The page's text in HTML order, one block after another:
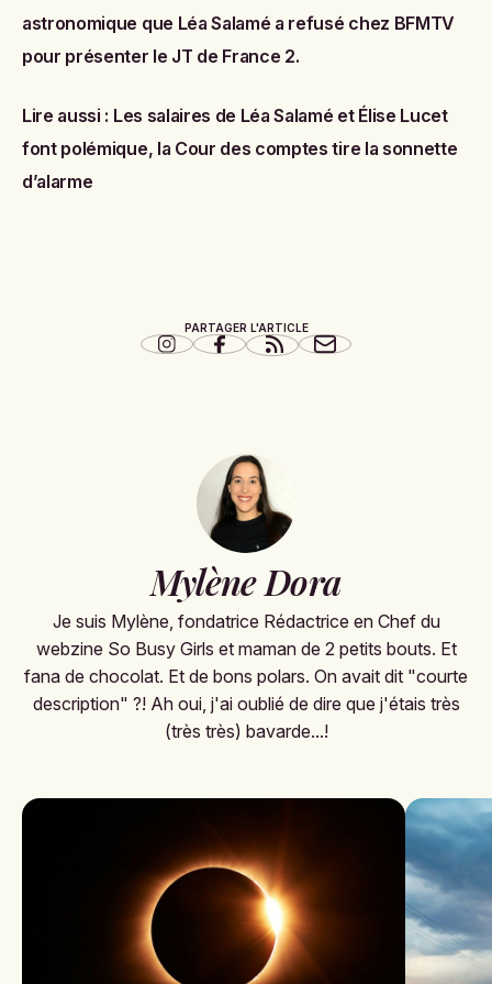
astronomique que Léa Salamé a refusé chez BFMTV
pour présenter le JT de France 2.
Lire aussi : Les salaires de Léa Salamé et Élise Lucet
font polémique, la Cour des comptes tire la sonnette
d’alarme
PARTAGER L'ARTICLE
Mylène Dora
Je suis Mylène, fondatrice Rédactrice en Chef du
webzine So Busy Girls et maman de 2 petits bouts. Et
fana de chocolat. Et de bons polars. On avait dit "courte
description" ?! Ah oui, j'ai oublié de dire que j'étais très
(très très) bavarde...!